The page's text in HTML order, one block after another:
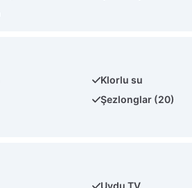
Klorlu su
Şezlonglar (20)
Uydu TV